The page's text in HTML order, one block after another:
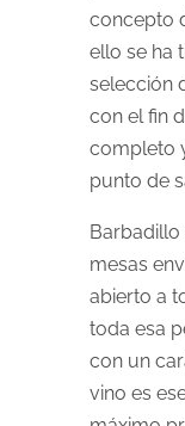
concepto
ello se ha
selección
con el fin
completo
punto de
Barbadillo
mesas
abierto a
toda esa
con un
vino es